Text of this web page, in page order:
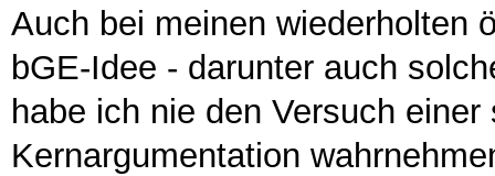
Auch bei meinen wiederholten
bGE-Idee - darunter auch
habe ich nie den Versuch
Kernargumentation